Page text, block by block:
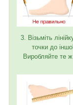
3. Візьміть
точки до
Виробляйте те